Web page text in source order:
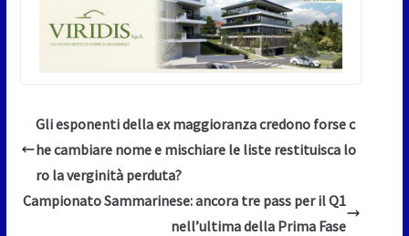
Gli esponenti della ex maggioranza credono forse c
he cambiare nome e mischiare le liste restituisca lo
ro la verginità perduta?
Campionato Sammarinese: ancora tre pass per il Q1
nell’ultima della Prima Fase